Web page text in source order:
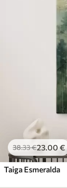
38.33€23 .00 €
Taiga Esmeralda